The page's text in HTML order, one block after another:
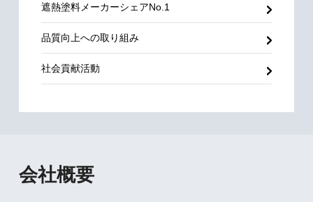
遮熱塗料メーカーシェアNo.1
品質向上への取り組み
社会貢献活動
会社概要